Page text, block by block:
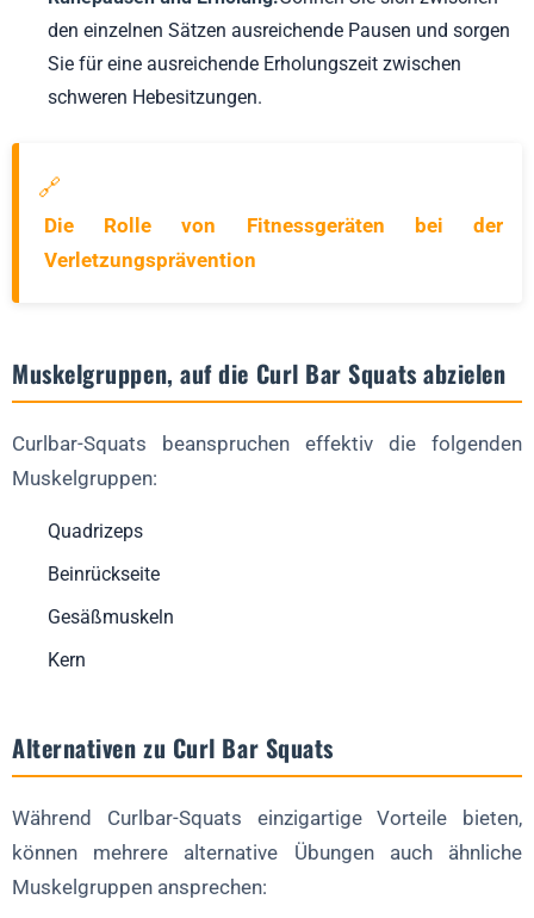
den einzelnen Sätzen ausreichende Pausen und sorgen
Sie für eine ausreichende Erholungszeit zwischen
schweren Hebesitzungen.
🔗
Die Rolle von Fitnessgeräten bei der
Verletzungsprävention
Muskelgruppen, auf die Curl Bar Squats abzielen
Curlbar-Squats beanspruchen effektiv die folgenden
Muskelgruppen:
Quadrizeps
Beinrückseite
Gesäßmuskeln
Kern
Alternativen zu Curl Bar Squats
Während Curlbar-Squats einzigartige Vorteile bieten,
können mehrere alternative Übungen auch ähnliche
Muskelgruppen ansprechen: